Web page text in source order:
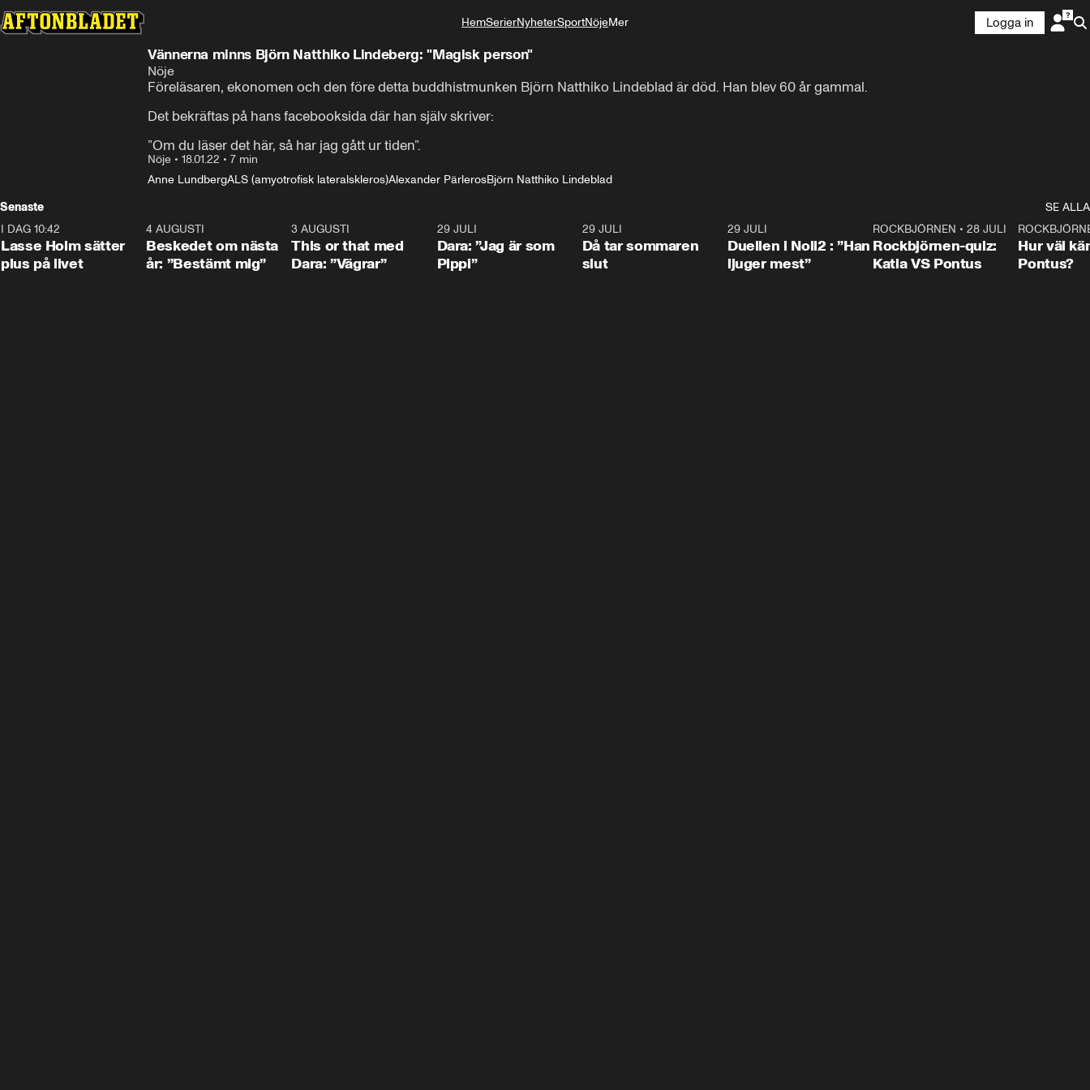
HemSerierNyheterSportNöjeMer
Logga in
Vännerna minns Björn Natthiko Lindeberg: "Magisk person"
Nöje
Föreläsaren, ekonomen och den före detta buddhistmunken Björn Natthiko Lindeblad är död. Han blev 60 år gammal.
Det bekräftas på hans facebooksida där han själv skriver:
”Om du läser det här, så har jag gått ur tiden”.
Nöje • 18.01.22 • 7 min
Anne LundbergALS (amyotrofisk lateralskleros)Alexander PärlerosBjörn Natthiko Lindeblad
Senaste
SE ALLA
1:04
I DAG 10:42
Lasse Holm sätter
plus på livet
0:24
4 AUGUSTI
Beskedet om nästa
år: ”Bestämt mig”
3 AUGUSTI
This or that med
Dara: ”Vägrar”
29 JULI
Dara: ”Jag är som
Pippi”
29 JULI
Då tar sommaren
slut
29 JULI
Duellen i Noll2 : ”Han
ljuger mest”
0:15
ROCKBJÖRNEN •28 JULI
Rockbjörnen-quiz:
Katia VS Pontus
Hur väl
Pontus?